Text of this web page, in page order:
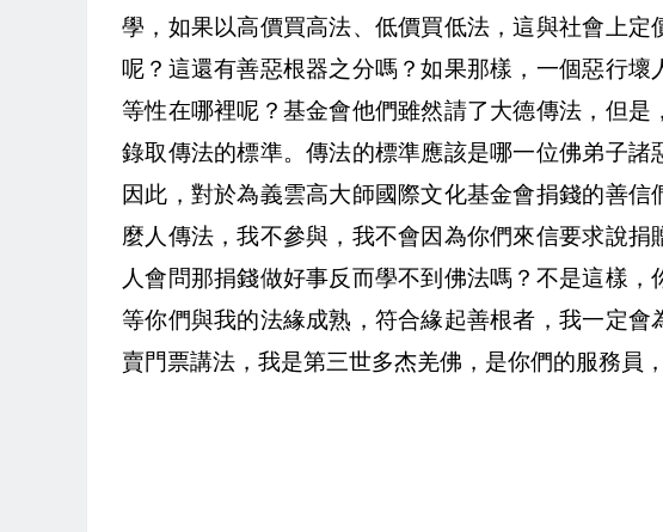
學，如果以高價買高法、低價買低法，這與社會上
呢？這還有善惡根器之分嗎？如果那樣，一個惡行
等性在哪裡呢？基金會他們雖然請了大德傳法，但
錄取傳法的標準。傳法的標準應該是哪一位佛弟子
因此，對於為義雲高大師國際文化基金會捐錢的善
麼人傳法，我不參與，我不會因為你們來信要求說
人會問那捐錢做好事反而學不到佛法嗎？不是這樣
等你們與我的法緣成熟，符合緣起善根者，我一定
賣門票講法，我是第三世多杰羌佛，是你們的服務員